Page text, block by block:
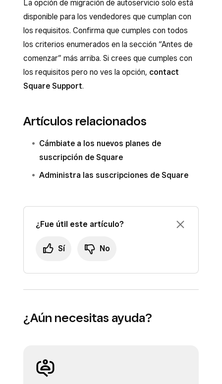
La opción de migración de autoservicio solo está
disponible para los vendedores que cumplan con
los requisitos. Confirma que cumples con todos
los criterios enumerados en la sección “Antes de
comenzar” más arriba. Si crees que cumples con
los requisitos pero no ves la opción, contact
Square Support.
Artículos relacionados
Cámbiate a los nuevos planes de
suscripción de Square
Administra las suscripciones de Square
¿Fue útil este artículo?
Sí No
¿Aún necesitas ayuda?